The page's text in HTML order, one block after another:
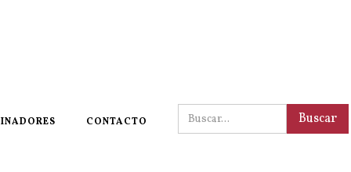
CONTACTO